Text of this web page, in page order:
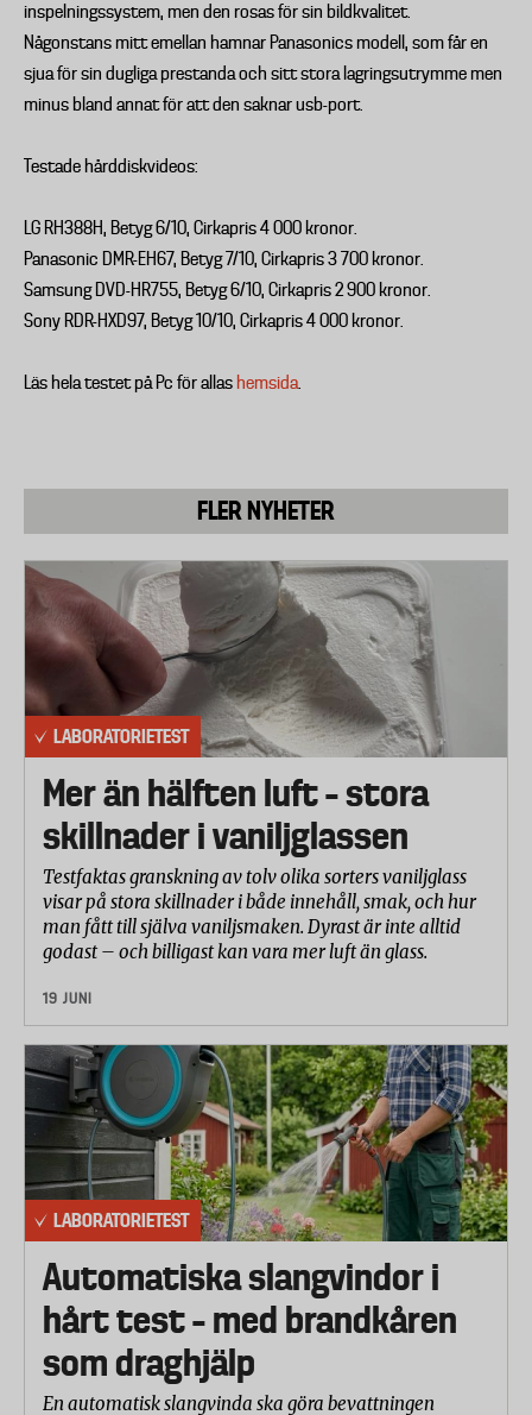
inspelningssystem, men den rosas för sin bildkvalitet.
Någonstans mitt emellan hamnar Panasonics modell, som får en
sjua för sin dugliga prestanda och sitt stora lagringsutrymme men
minus bland annat för att den saknar usb-port.
Testade hårddiskvideos:
LG RH388H, Betyg 6/10, Cirkapris 4 000 kronor.
Panasonic DMR-EH67, Betyg 7/10, Cirkapris 3 700 kronor.
Samsung DVD-HR755, Betyg 6/10, Cirkapris 2 900 kronor.
Sony RDR-HXD97, Betyg 10/10, Cirkapris 4 000 kronor.
Läs hela testet på Pc för allas hemsida.
FLER NYHETER
LABORATORIETEST
Mer än hälften luft – stora
skillnader i vaniljglassen
Testfaktas granskning av tolv olika sorters vaniljglass
visar på stora skillnader i både innehåll, smak, och hur
man fått till själva vaniljsmaken. Dyrast är inte alltid
godast – och billigast kan vara mer luft än glass.
19 JUNI
LABORATORIETEST
Automatiska slangvindor i
hårt test – med brandkåren
som draghjälp
En automatisk slangvinda ska göra bevattningen